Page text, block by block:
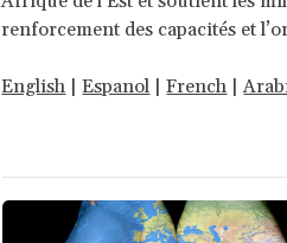
renforcement des capacités et
English |Espanol |French |